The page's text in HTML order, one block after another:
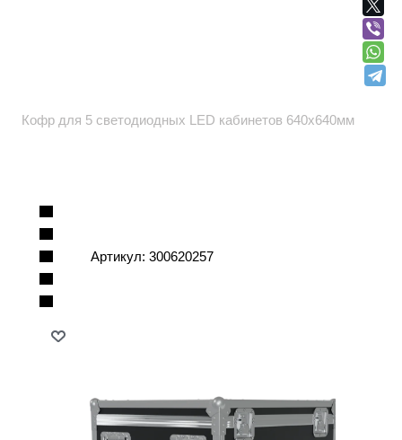
Кофр для 5 светодиодных LED кабинетов 640x640мм
Артикул: 300620257